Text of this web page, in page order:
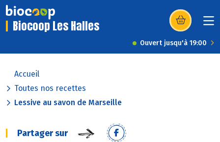
Biocoop Les Halles (s’ouvre dans
Ouvert jusqu'à 19:00
Accueil
Toutes nos recettes
Lessive au savon de Marseille
Partager sur